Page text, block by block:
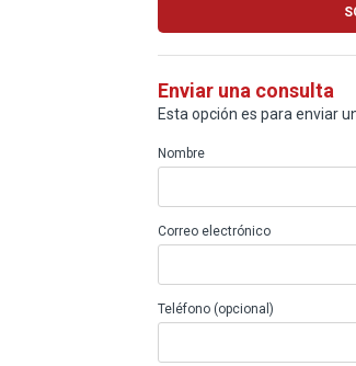
Enviar una consulta
Esta opción es para enviar
Nombre
Correo electrónico
Teléfono (opcional)